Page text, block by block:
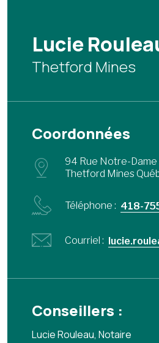
Lucie
Thetford Mines
Coordonnées
94 Rue Notre-Dame
Thetford Mines
Téléphone : 418-
Courriel :
Conseillers :
Lucie Rouleau, Notaire